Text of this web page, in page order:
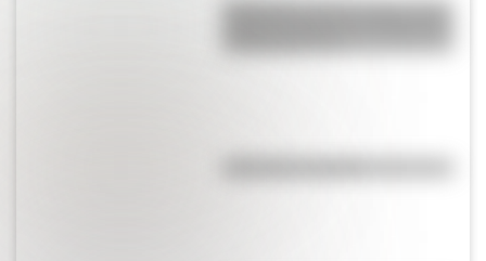
Efemérides del 6 de agosto: tres
un día como hoy